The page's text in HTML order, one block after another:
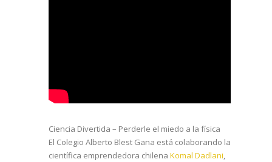
Ciencia Divertida – Perderle el miedo a la física
El Colegio Alberto Blest Gana está colaborando la
científica emprendedora chilena Komal Dadlani,